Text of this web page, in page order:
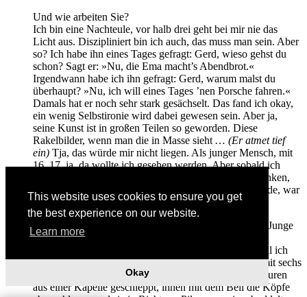
This website uses cookies to ensure you get
the best experience on our website.
Learn more
Okay
Und wie arbeiten Sie?
Ich bin eine Nachteule, vor halb drei geht bei mir nie das
Licht aus. Diszipliniert bin ich auch, das muss man sein. Aber
so? Ich habe ihn eines Tages gefragt: Gerd, wieso gehst du
schon? Sagt er: »Nu, die Ema macht’s Abendbrot.«
Irgendwann habe ich ihn gefragt: Gerd, warum malst du
überhaupt? »Nu, ich will eines Tages ’nen Porsche fahren.«
Damals hat er noch sehr stark gesächselt. Das fand ich okay,
ein wenig Selbstironie wird dabei gewesen sein. Aber ja,
seine Kunst ist in großen Teilen so geworden. Diese
Rakelbilder, wenn man die in Masse sieht … (Er atmet tief
ein) Tja, das würde mir nicht liegen. Als junger Mensch, mit
16, 17, ja, da wollte ich gesehen werden. Aber sobald ich
begonnen hatte, mich in die Kunstgeschichte reinzudenken,
und sah, wie viel große Kunst zunächst abgelehnt wurde, war
mir das nicht mehr wichtig.
Sie sind auf Widerstände gestoßen, seit Sie ein kleiner Junge
waren.
Ich war so etwas wie ein Outcast in meinem Dorf. Weil ich
zeichnete, weil ich mit Mädchen spielte und weil ich mit sechs
Jahren gemeinsam mit ein paar Jungs zwei Heiligenfiguren
aus einer Kapelle geschleppt, ihnen mit dem Beil die Köpfe